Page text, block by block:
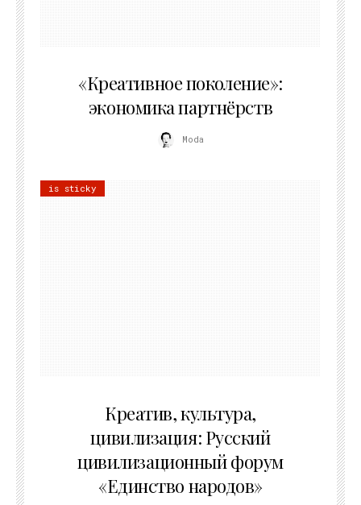
«Креативное поколение»:
экономика партнёрств
Moda
is sticky
Креатив, культура,
цивилизация: Русский
цивилизационный форум
«Единство народов»